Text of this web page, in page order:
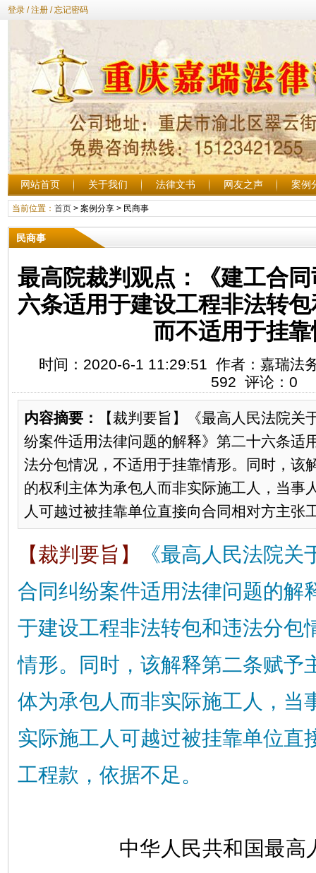
登录/注册/忘记密码
网站首页 关于我们 法律文书 网友之声 案例
当前位置： 首页> 案例分享> 民商事
民商事
最高院裁判观点：《建工合
六条适用于建设工程非法转
而不适用于挂
时间：2020-6-1 11:29:51 作者：嘉瑞法
592 评论：0
内容摘要：
【裁判要旨】《最高人民法院关
纷案件适用法律问题的解释》第二十六条适
法分包情况，不适用于挂靠情形。同时，该
的权利主体为承包人而非实际施工人，当事
人可越过被挂靠单位直接向合同相对方主张
【裁判要旨】
《最高人民法院
合同纠纷案件适用法律问题的解
于建设工程非法转包和违法分包
情形。同时，该解释第二条赋予
体为承包人而非实际施工人，当
实际施工人可越过被挂靠单位直
工程款，依据不足。
中华人民共和国最高